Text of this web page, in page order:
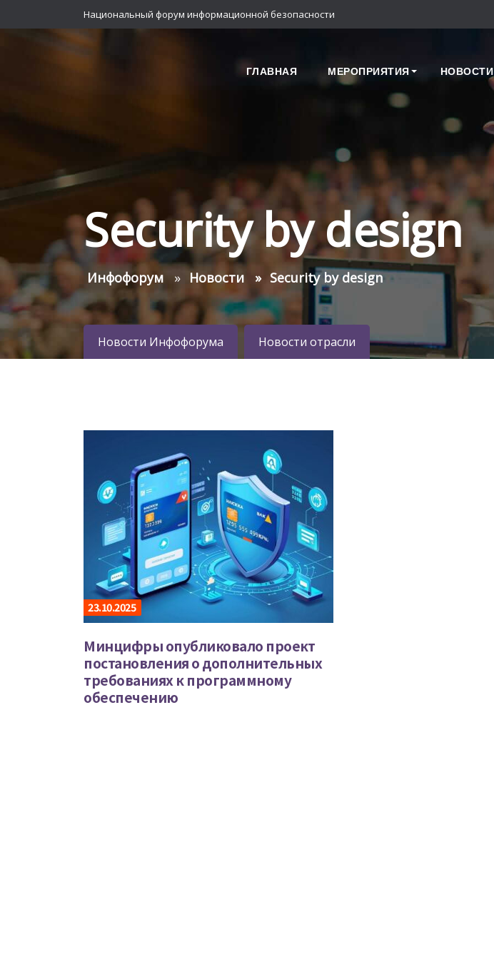
Национальный форум информационной безопасности
ГЛАВНАЯ МЕРОПРИЯТИЯ НОВОСТИ
Security by design
Инфофорум Новости Security by design
Новости Инфофорума Новости отрасли
23.10.2025
Минцифры опубликовало проект
постановления о дополнительных
требованиях к программному
обеспечению